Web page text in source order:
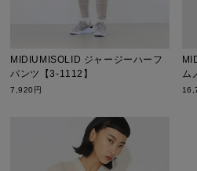
MIDIUMISOLID ジャージーハーフ
パンツ【3-1112】
7,920円
ム